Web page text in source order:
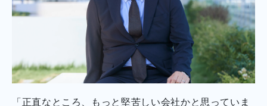
「正直なところ、もっと堅苦しい会社かと思っていま